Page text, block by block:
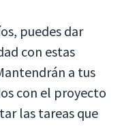
puedes dar
con estas
a tus
con el proyecto
las tareas que